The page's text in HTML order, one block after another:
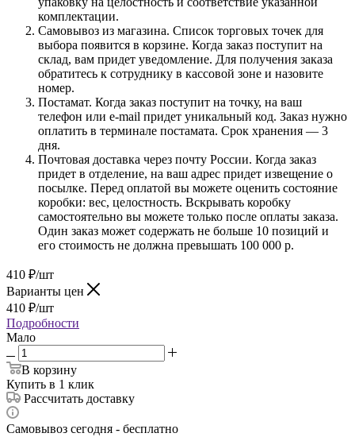
комплектации.
Самовывоз из магазина. Список торговых точек для
выбора появится в корзине. Когда заказ поступит на
склад, вам придет уведомление. Для получения заказа
обратитесь к сотруднику в кассовой зоне и назовите
номер.
Постамат. Когда заказ поступит на точку, на ваш
телефон или e-mail придет уникальный код. Заказ нужно
оплатить в терминале постамата. Срок хранения — 3
дня.
Почтовая доставка через почту России. Когда заказ
придет в отделение, на ваш адрес придет извещение о
посылке. Перед оплатой вы можете оценить состояние
коробки: вес, целостность. Вскрывать коробку
самостоятельно вы можете только после оплаты заказа.
Один заказ может содержать не больше 10 позиций и
его стоимость не должна превышать 100 000 р.
410 ₽/шт
Варианты цен
410 ₽/шт
Подробности
Мало
В корзину
Купить в 1 клик
Рассчитать доставку
Самовывоз сегодня - бесплатно